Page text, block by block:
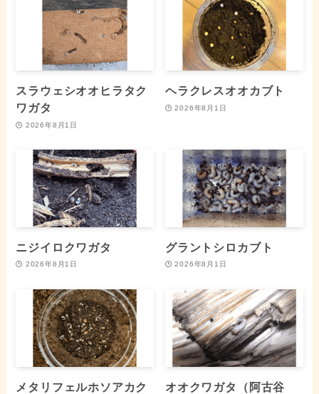
スラウェシオオヒラタク
ワガタ
2026年8月1日
ヘラクレスオオカブト
2026年8月1日
ニジイロクワガタ
2026年8月1日
グラントシロカブト
2026年8月1日
メタリフェルホソアカク
オオクワガタ（阿古谷